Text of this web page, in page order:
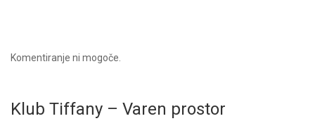
Komentiranje ni mogoče.
Klub Tiffany – Varen prostor